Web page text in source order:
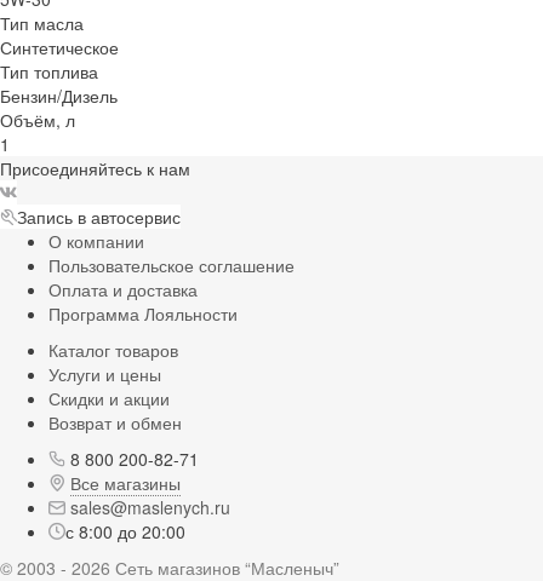
Тип масла
Синтетическое
Тип топлива
Бензин/Дизель
Объём, л
1
Присоединяйтесь к нам
Запись в автосервис
О компании
Пользовательское соглашение
Оплата и доставка
Программа Лояльности
Каталог товаров
Услуги и цены
Скидки и акции
Возврат и обмен
8 800 200-82-71
Все магазины
sales@maslenych.ru
с 8:00 до 20:00
© 2003 - 2026 Сеть магазинов “Масленыч”